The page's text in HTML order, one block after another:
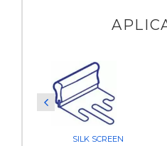
SILK SCREEN